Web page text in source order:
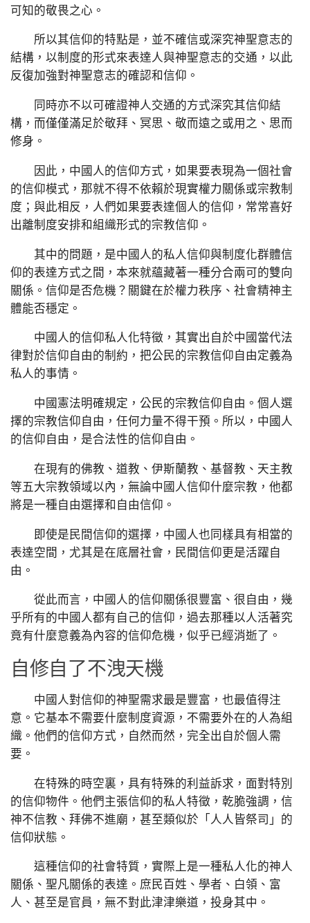
可知的敬畏之心。
所以其信仰的特點是，並不確信或深究神聖意志的
結構，以制度的形式來表達人與神聖意志的交通，以此
反復加強對神聖意志的確認和信仰。
同時亦不以可確證神人交通的方式深究其信仰結
構，而僅僅滿足於敬拜、冥思、敬而遠之或用之、思而
修身。
因此，中國人的信仰方式，如果要表現為一個社會
的信仰模式，那就不得不依賴於現實權力關係或宗教制
度；與此相反，人們如果要表達個人的信仰，常常喜好
出離制度安排和組織形式的宗教信仰。
其中的問題，是中國人的私人信仰與制度化群體信
仰的表達方式之間，本來就蘊藏著一種分合兩可的雙向
關係。信仰是否危機？關鍵在於權力秩序、社會精神主
體能否穩定。
中國人的信仰私人化特徵，其實出自於中國當代法
律對於信仰自由的制約，把公民的宗教信仰自由定義為
私人的事情。
中國憲法明確規定，公民的宗教信仰自由。個人選
擇的宗教信仰自由，任何力量不得干預。所以，中國人
的信仰自由，是合法性的信仰自由。
在現有的佛教、道教、伊斯蘭教、基督教、天主教
等五大宗教領域以內，無論中國人信仰什麼宗教，他都
將是一種自由選擇和自由信仰。
即使是民間信仰的選擇，中國人也同樣具有相當的
表達空間，尤其是在底層社會，民間信仰更是活躍自
由。
從此而言，中國人的信仰關係很豐富、很自由，幾
乎所有的中國人都有自己的信仰，過去那種以人活著究
竟有什麼意義為內容的信仰危機，似乎已經消逝了。
自修自了不洩天機
中國人對信仰的神聖需求最是豐富，也最值得注
意。它基本不需要什麼制度資源，不需要外在的人為組
織。他們的信仰方式，自然而然，完全出自於個人需
要。
在特殊的時空裏，具有特殊的利益訴求，面對特別
的信仰物件。他們主張信仰的私人特徵，乾脆強調，信
神不信教、拜佛不進廟，甚至類似於「人人皆祭司」的
信仰狀態。
這種信仰的社會特質，實際上是一種私人化的神人
關係、聖凡關係的表達。庶民百姓、學者、白領、富
人、甚至是官員，無不對此津津樂道，投身其中。